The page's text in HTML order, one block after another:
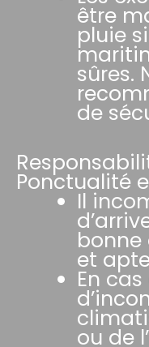
être
pluie
sûres.
de
Ponctualité
Il
et
En
ou de